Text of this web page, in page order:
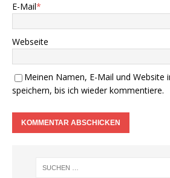
E-Mail*
Webseite
Meinen Namen, E-Mail und Website
speichern, bis ich wieder kommentiere.